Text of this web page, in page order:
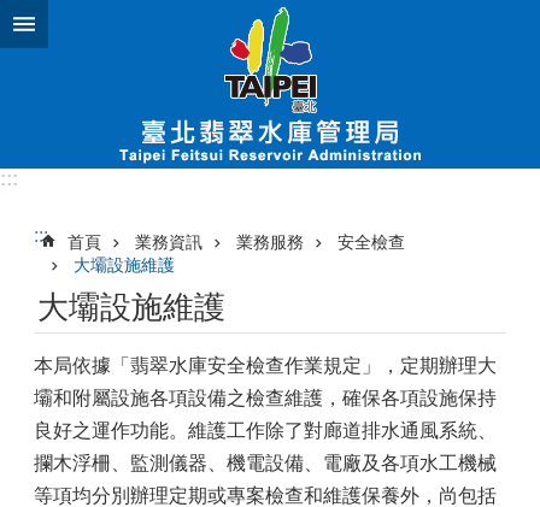
跳到主要內容區塊
:::
::: 首頁 業務資訊 業務服務
安全檢查
大壩設施維護
大壩設施維護
本局依據「翡翠水庫安全檢查作業規定」，定期辦理大
壩和附屬設施各項設備之檢查維護，確保各項設施保持
良好之運作功能。維護工作除了對廊道排水通風系統、
攔木浮柵、監測儀器、機電設備、電廠及各項水工機械
等項均分別辦理定期或專案檢查和維護保養外，尚包括